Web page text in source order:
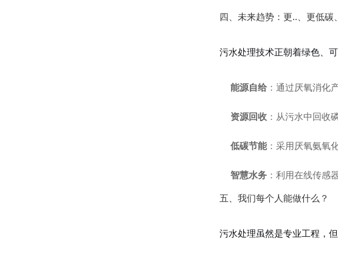
四、未来趋势：更..、更低碳
污水处理技术正朝着绿色、
能源自给 ：通过厌氧消化
资源回收 ：从污水中回收
低碳节能 ：采用厌氧氨氧
智慧水务 ：利用在线传感
五、我们每个人能做什么？
污水处理虽然是专业工程，